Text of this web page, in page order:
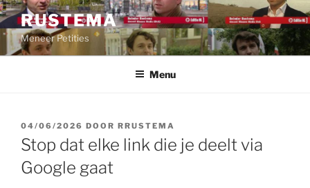
Ga
naar
inhoud
RUSTEMA
Meneer Petities
Menu
GEPLAATST
OP
04/06/2026 DOOR RRUSTEMA
Stop dat elke link die je deelt via
Google gaat